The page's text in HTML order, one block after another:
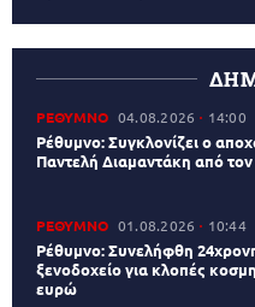
ΡΕΘΥΜΝΟ 04.08.2026 14:00
Ρέθυμνο: Συγκλονίζει ο
Παντελή Διαμαντάκη από
ΡΕΘΥΜΝΟ 01.08.2026 10:44
Ρέθυμνο: Συνελήφθη
ξενοδοχείο για κλοπές
ευρώ